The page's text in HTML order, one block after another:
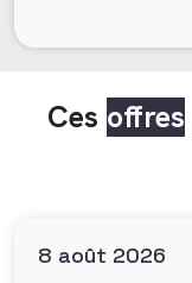
Ces offres
8 août 2026